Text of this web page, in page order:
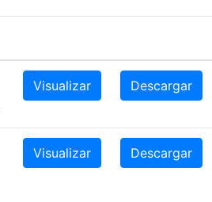
Visualizar Descargar
Visualizar Descargar